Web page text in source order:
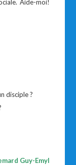
Aide-moi!
disciple ?
Guy-Emyl